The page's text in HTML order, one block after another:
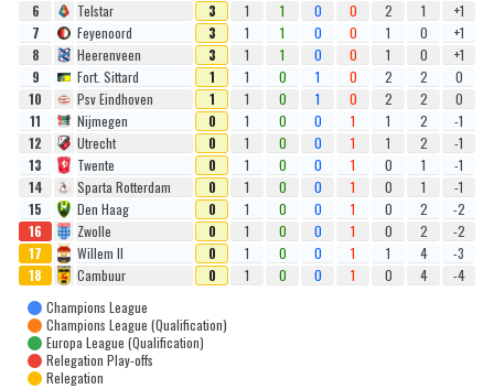
6
Telstar 3 1 1 0 0 2 1
+1
7
Feyenoord 3 1 1 0 0 1 0
+1
8
Heerenveen 3 1 1 0 0 1 0
+1
9
Fort. Sittard 1 1 0 1 0 2 2
0
10
Psv Eindhoven 1 1 0 1 0 2 2
0
11
Nijmegen 0 1 0 0 1 1 2
-1
12
Utrecht 0 1 0 0 1 1 2
-1
13
Twente 0 1 0 0 1 0 1
-1
14
Sparta Rotterdam 0 1 0 0 1 0 1
-1
15
Den Haag 0 1 0 0 1 0 2
-2
16
Zwolle 0 1 0 0 1 0 2
-2
17
Willem II 0 1 0 0 1 1 4
-3
18
Cambuur 0 1 0 0 1 0 4
-4
Champions League
Champions League (Qualification)
Europa League (Qualification)
Relegation Play-offs
Relegation